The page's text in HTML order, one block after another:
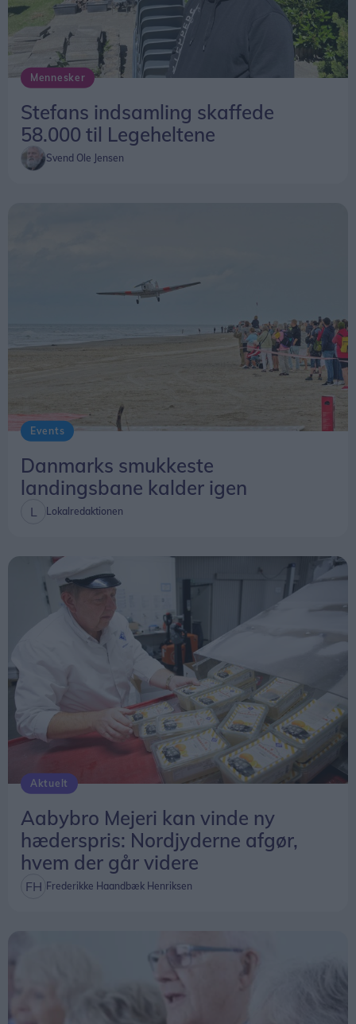
butikker.
Det svarer til et gennemsnit på omkring 20.000
kroner per medarbejder i de omfattede butikker.
Mennesker
Stefans indsamling skaffede
58.000 til Legeheltene
Svend Ole Jensen
Events
Danmarks smukkeste
landingsbane kalder igen
Lokalredaktionen
Aktuelt
Aabybro Mejeri kan vinde ny
hæderspris: Nordjyderne afgør,
hvem der går videre
Frederikke Haandbæk Henriksen